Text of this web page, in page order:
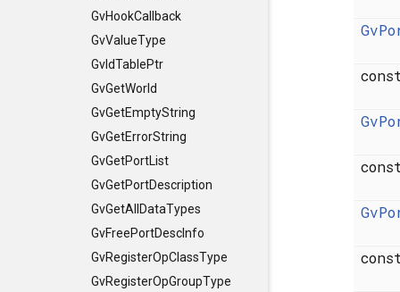
GvHookCallback
GvValueType
GvIdTablePtr
GvGetWorld
GvGetEmptyString
GvGetErrorString
GvGetPortList
GvGetPortDescription
GvGetAllDataTypes
GvFreePortDescInfo
GvRegisterOpClassType
GvRegisterOpGroupType